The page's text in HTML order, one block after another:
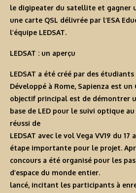
le digipeater du satellite et gagner
une carte QSL délivrée par l’ESA
l’équipe LEDSAT.
LEDSAT : un aperçu
LEDSAT a été créé par des
Développé à Rome, Sapienza est un
objectif principal est de démontrer
base de LED pour le suivi optique
réussi de
LEDSAT avec le vol Vega VV19 du 17
étape importante pour le projet.
concours a été organisé pour les
d’espace du monde entier.
lancé, incitant les participants à